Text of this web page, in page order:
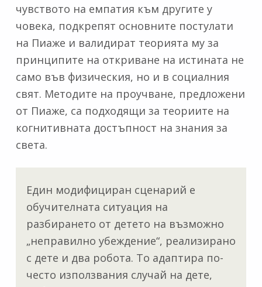
чувството на емпатия към другите у
човека, подкрепят основните постулати
на Пиаже и валидират теорията му за
принципите на откриване на истината не
само във физическия, но и в социалния
свят. Методите на проучване, предложени
от Пиаже, са подходящи за теориите на
когнитивната достъпност на знания за
света.
Един модифициран сценарий е
обучителната ситуация на
разбирането от детето на възможно
„неправилно убеждение“, реализирано
с дете и два робота. То адаптира по-
често използвания случай на дете,